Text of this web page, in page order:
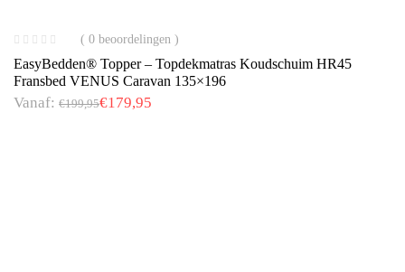
( 0 beoordelingen )
EasyBedden® Topper – Topdekmatras Koudschuim HR45
Fransbed VENUS Caravan 135×196
Vanaf: €199,95€179,95